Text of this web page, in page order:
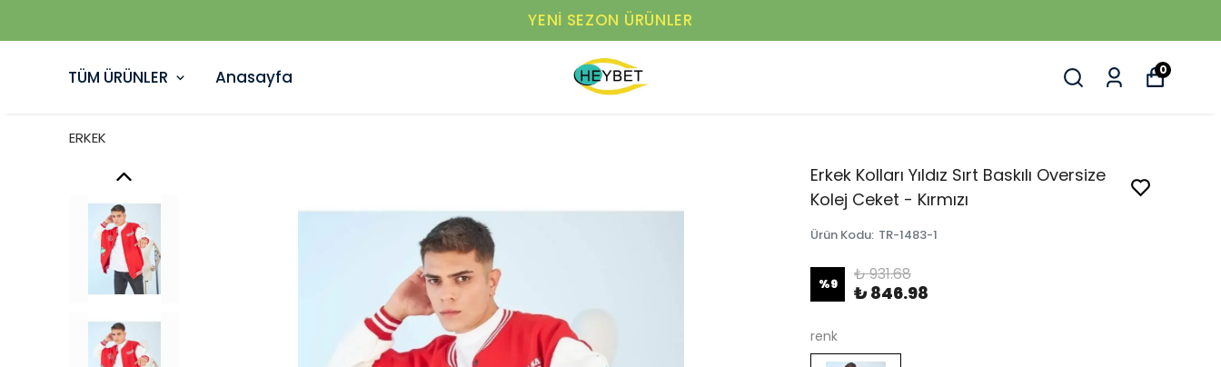
YENI SEZON ÜRÜNLER
TÜM ÜRÜNLER Anasayfa 0
ERKEK
Erkek Kolları Yıldız Sırt Baskılı Oversize
Kolej Ceket - Kırmızı
Ürün Kodu: TR-1483-1
%9 ₺ 931.68
₺ 846.98
renk